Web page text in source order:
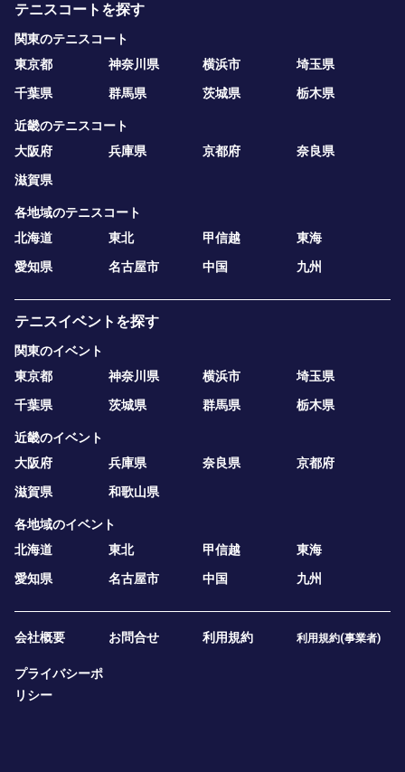
テニスコートを探す
関東のテニスコート
東京都
神奈川県 横浜市
埼玉県
千葉県
群馬県 茨城県 栃木県
近畿のテニスコート
大阪府
兵庫県 京都府
奈良県
滋賀県
各地域のテニスコート
北海道
東北 甲信越
東海
愛知県
名古屋市 中国 九州
テニスイベントを探す
関東のイベント
東京都
神奈川県 横浜市
埼玉県
千葉県
茨城県 群馬県 栃木県
近畿のイベント
大阪府
兵庫県 奈良県
京都府
滋賀県
和歌山県
各地域のイベント
北海道
東北 甲信越
東海
愛知県
名古屋市 中国 九州
会社概要 お問合せ 利用規約 利用規約(事業者)
プライバシーポ
リシー